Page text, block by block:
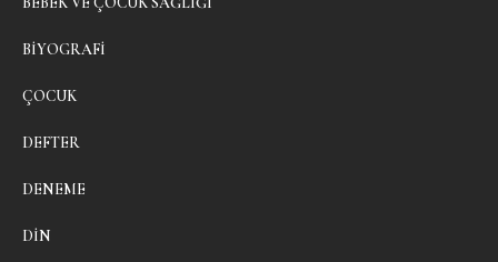
BIYOGRAFI
ÇOCUK
DEFTER
DENEME
DIN